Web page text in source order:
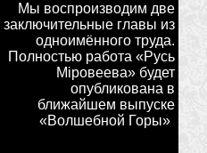
Мы воспроизводим две
заключительные главы из
одноимённого труда.
Полностью работа «Русь
Мiровеева» будет
опубликована в
ближайшем выпуске
«Волшебной Горы»